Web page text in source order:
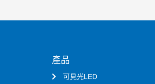
產品
可見光LED